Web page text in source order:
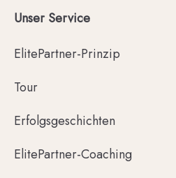
Unser Service
ElitePartner-Prinzip
Tour
Erfolgsgeschichten
ElitePartner-Coaching